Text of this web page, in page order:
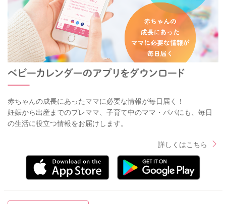
赤ちゃんの成長にあったママに必要な情報が毎日届く！
妊娠から出産までのプレママ、子育て中のママ・パパにも、毎日
の生活に役立つ情報をお届けします。
詳しくはこちら